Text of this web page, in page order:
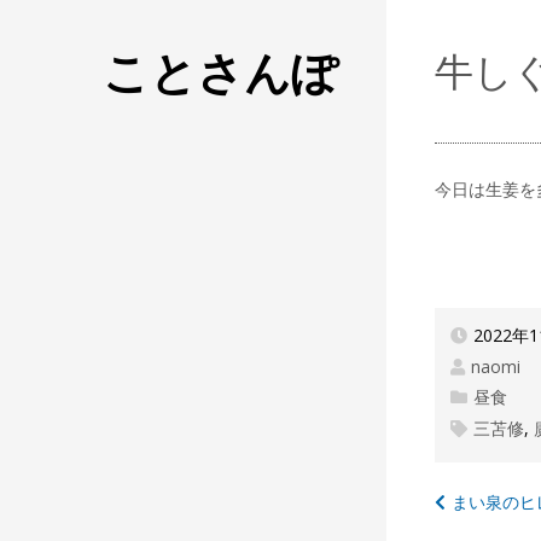
ことさんぽ 牛し
今日は生姜
2022年
naomi
昼食
三苫修,
投まい泉の